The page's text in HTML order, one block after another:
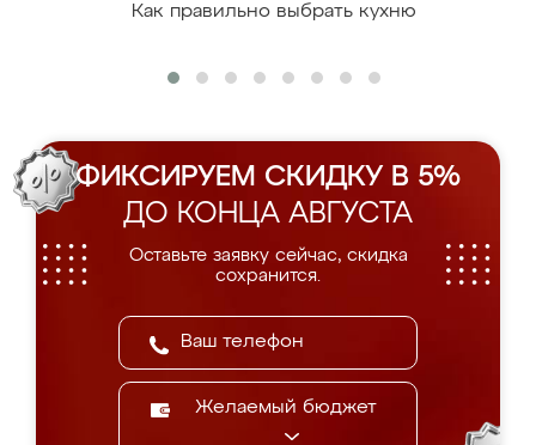
Как правильно выбрать кухню
ФИКСИРУЕМ СКИДКУ В 5%
ДО КОНЦА АВГУСТА
Оставьте заявку сейчас, скидка
сохранится.
Желаемый бюджет